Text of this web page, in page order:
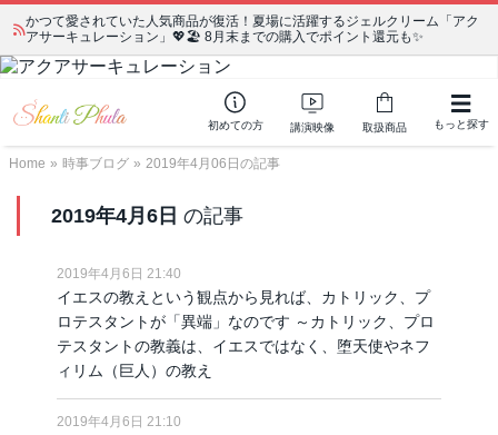
かつて愛されていた人気商品が復活！夏場に活躍するジェルクリーム「アク
アサーキュレーション」💖🏖️ 8月末までの購入でポイント還元も✨
初めての方 講演映像 取扱商品 もっと探す
Home » 時事ブログ » 2019年4月06日の記事
2019年4月6日 の記事
2019年4月6日 21:40
イエスの教えという観点から見れば、カトリック、プ
ロテスタントが「異端」なのです ～カトリック、プロ
テスタントの教義は、イエスではなく、堕天使やネフ
ィリム（巨人）の教え
2019年4月6日 21:10